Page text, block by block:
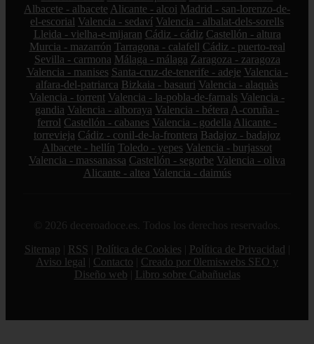
Albacete - albacete Alicante - alcoi Madrid - san-lorenzo-de-
el-escorial Valencia - sedaví Valencia - albalat-dels-sorells
Lleida - vielha-e-mijaran Cádiz - cádiz Castellón - altura
Murcia - mazarrón Tarragona - calafell Cádiz - puerto-real
Sevilla - carmona Málaga - málaga Zaragoza - zaragoza
Valencia - manises Santa-cruz-de-tenerife - adeje Valencia -
alfara-del-patriarca Bizkaia - basauri Valencia - alaquàs
Valencia - torrent Valencia - la-pobla-de-farnals Valencia -
gandia Valencia - alboraya Valencia - bétera A-coruña -
ferrol Castellón - cabanes Valencia - godella Alicante -
torrevieja Cádiz - conil-de-la-frontera Badajoz - badajoz
Albacete - hellín Toledo - yepes Valencia - burjassot
Valencia - massanassa Castellón - segorbe Valencia - oliva
Alicante - altea Valencia - daimús
© 2026 deceroadoce.es. Todos los derechos reservados.
Sitemap
RSS Política de Cookies Política de Privacidad
Aviso legal
Contacto
Creado por 0lemiswebs SEO y
Diseño web
Libro sobre Cabañuelas